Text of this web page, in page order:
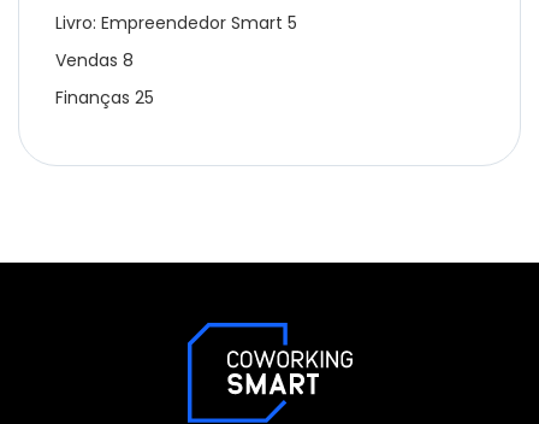
Livro: Empreendedor Smart 5
Vendas 8
Finanças 25